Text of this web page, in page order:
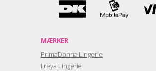
MÆRKER
PrimaDonna Lingerie
Freya Lingerie